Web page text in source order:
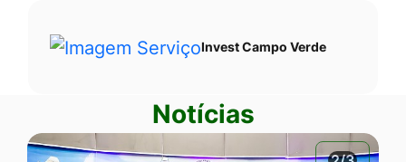
Invest Campo Verde
Notícias